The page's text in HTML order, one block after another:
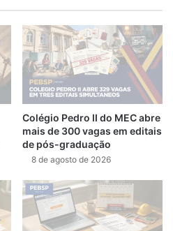
Colégio Pedro II do MEC abre
mais de 300 vagas em editais
de pós-graduação
8 de agosto de 2026